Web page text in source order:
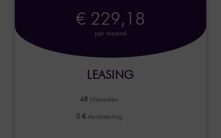
€ 229,18
per maand
LEASING
48 Maanden
0 €Aanbetaling